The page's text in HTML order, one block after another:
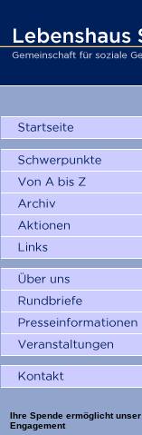
Ihre Spende ermöglicht unser
Engagement